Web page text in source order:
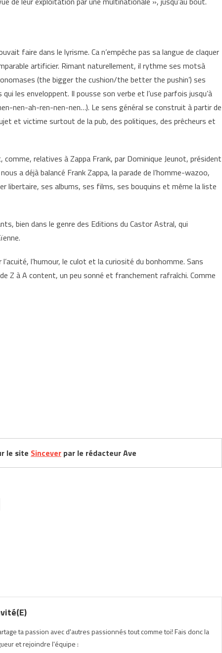
faire dans le lyrisme. Ca n’empêche pas sa langue de claquer
artificier. Rimant naturellement, il rythme ses motsà
(the bigger the cushion/the better the pushin’) ses
les enveloppent. Il pousse son verbe et l’use parfois jusqu’à
nen-ah-ren-nen-nen…). Le sens général se construit à partir de
et victime surtout de la pub, des politiques, des prêcheurs et
relatives à Zappa Frank, par Dominique Jeunot, président
a déjà balancé Frank Zappa, la parade de l’homme-wazoo,
libertaire, ses albums, ses films, ses bouquins et même la liste
bien dans le genre des Editions du Castor Astral, qui
l’humour, le culot et la curiosité du bonhomme. Sans
Z à A content, un peu sonné et franchement rafraîchi. Comme
le site Sincever par le rédacteur Ave
ta passion avec d'autres passionnés tout comme toi! Fais donc la
et rejoindre l'équipe :